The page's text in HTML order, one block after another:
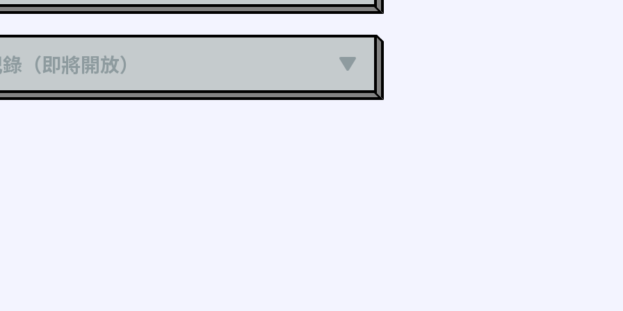
（即將開放）